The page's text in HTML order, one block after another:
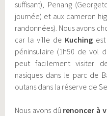
suffisant), Penang
journée) et aux cameron
randonnées). Nous avons
car la ville de Kuchingest
péninsulaire (1h50 de vol
peut facilement visiter
nasiques dans le parc de
outans dans la réserve de
Nous avons dû renoncer à